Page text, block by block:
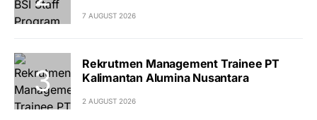
7 AUGUST 2026
Rekrutmen Management Trainee PT
Kalimantan Alumina Nusantara
2 AUGUST 2026